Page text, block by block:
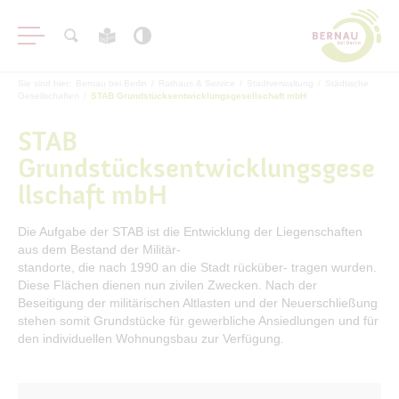
Aktuelles
Bürgerservice
Bürgerinformation
Stadtverwaltung
Bürgermeister
STAB Grundstücksentwicklungsgesellschaft mbH
STAB
Grundstücksentwicklungsgese
llschaft mbH
Die Aufgabe der STAB ist die Entwicklung der Liegenschaften
aus dem Bestand der Militär-
standorte, die nach 1990 an die Stadt rücküber- tragen wurden.
Diese Flächen dienen nun zivilen Zwecken. Nach der
Beseitigung der militärischen Altlasten und der Neuerschließung
stehen somit Grundstücke für gewerbliche Ansiedlungen und für
den individuellen Wohnungsbau zur Verfügung.